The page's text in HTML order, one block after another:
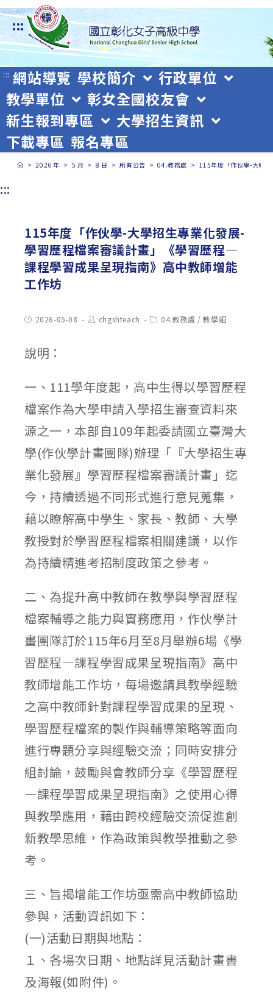
跳
轉
至
主
要
內
容
:::
::: 網站導覽 學校簡介
行政單位
教學單位
彰女全國校友會
新生報到專區
大學招生資訊
下載專區 報名專區
> 2026 年 > 5 月 > 8 日 > 所有公告 > 04.教務處 > 115年度「作伙學-大學
:::
115年度「作伙學-大學招生專業化發展-
學習歷程檔案審議計畫」《學習歷程—
課程學習成果呈現指南》高中教師增能
工作坊
Post2026-05-08
Post
author:
chgshteach
Post04.教務處 / 教學組
說明：
一、111學年度起，高中生得以學習歷程
檔案作為大學申請入學招生審查資料來
源之一，本部自109年起委請國立臺灣大
學(作伙學計畫團隊)辦理「『大學招生專
業化發展』學習歷程檔案審議計畫」迄
今，持續透過不同形式進行意見蒐集，
藉以瞭解高中學生、家長、教師、大學
教授對於學習歷程檔案相關建議，以作
為持續精進考招制度政策之參考。
二、為提升高中教師在教學與學習歷程
檔案輔導之能力與實務應用，作伙學計
畫團隊訂於115年6月至8月舉辦6場《學
習歷程—課程學習成果呈現指南》高中
教師增能工作坊，每場邀請具教學經驗
之高中教師針對課程學習成果的呈現、
學習歷程檔案的製作與輔導策略等面向
進行專題分享與經驗交流；同時安排分
組討論，鼓勵與會教師分享《學習歷程
—課程學習成果呈現指南》之使用心得
與教學應用，藉由跨校經驗交流促進創
新教學思維，作為政策與教學推動之參
考。
三、旨揭增能工作坊亟需高中教師協助
參與，活動資訊如下：
(一)活動日期與地點：
１、各場次日期、地點詳見活動計畫書
及海報(如附件)。